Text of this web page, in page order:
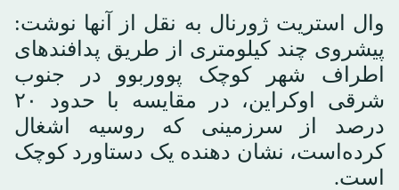
وال استریت ژورنال به نقل از آنها نوشت:
پیشروی چند کیلومتری از طریق پدافندهای
اطراف شهر کوچک پووربوو در جنوب
شرقی اوکراین، در مقایسه با حدود ۲۰
درصد از سرزمینی که روسیه اشغال
کرده‌است، نشان دهنده یک دستاورد کوچک
است.